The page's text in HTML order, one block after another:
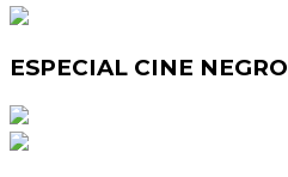
ESPECIAL CINE NEGRO